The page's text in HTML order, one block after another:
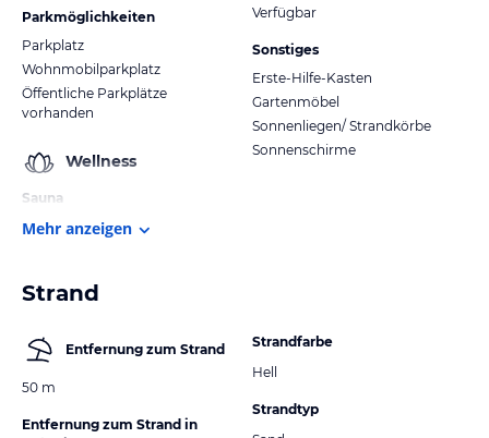
Parkmöglichkeiten
Parkplatz
Wohnmobilparkplatz
Öffentliche Parkplätze
vorhanden
Wellness
Sauna
Verfügbar
Sonstiges
Erste-Hilfe-Kasten
Gartenmöbel
Sonnenliegen/ Strandkörbe
Sonnenschirme
Mehr anzeigen
Strand
Entfernung zum Strand
50 m
Entfernung zum Strand in
Strandfarbe
Hell
Strandtyp